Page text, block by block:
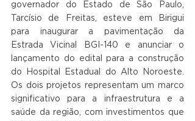
governador do Estado de São Paulo,
Tarcísio de Freitas, esteve em Birigui
para inaugurar a pavimentação da
Estrada Vicinal BGI-140 e anunciar o
lançamento do edital para a construção
do Hospital Estadual do Alto Noroeste.
Os dois projetos representam um marco
significativo para a infraestrutura e a
saúde da região, com investimentos que